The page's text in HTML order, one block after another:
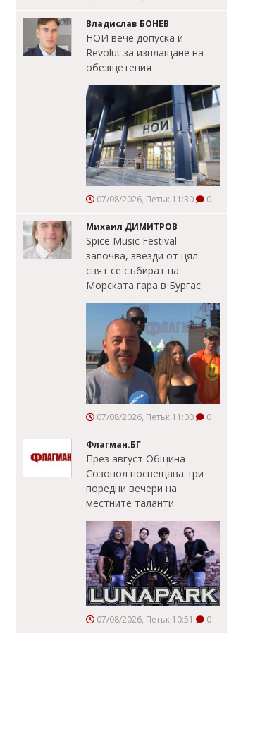
Владислав БОНЕВ
НОИ вече допуска и
Revolut за изплащане на
обезщетения
07/08/2026, Петък 11:30 0
Михаил ДИМИТРОВ
Spice Music Festival
започва, звезди от цял
свят се събират на
Морската гара в Бургас
07/08/2026, Петък 11:00 0
Флагман.БГ
През август Община
Созопол посвещава три
поредни вечери на
местните таланти
07/08/2026, Петък 10:51 0